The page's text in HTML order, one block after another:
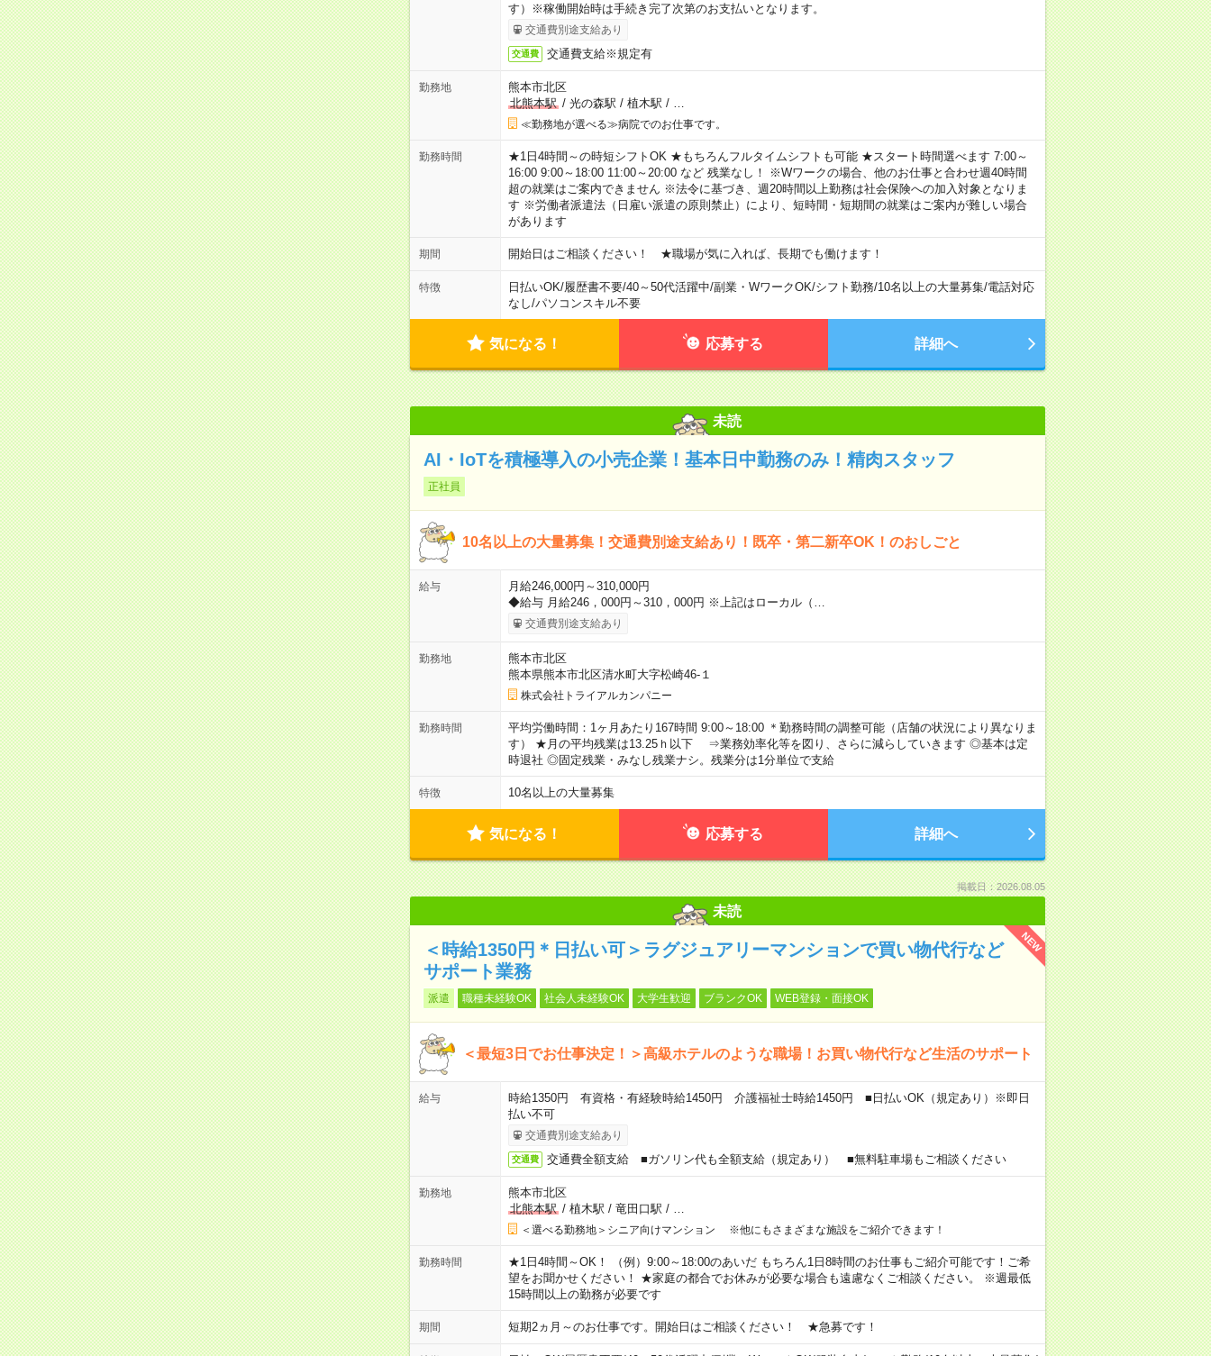
す）※稼働開始時は手続き完了次第のお支払いとなります。
交通費別途支給あり
交通費 交通費支給※規定有
勤務地
熊本市北区
北熊本駅/ 光の森駅 / 植木駅 /
≪勤務地が選べる≫病院でのお仕事です。
勤務時間
★1日4時間～の時短シフトOK ★もちろんフルタイムシフトも可能 ★スタート時間選べます 7:00～
16:00 9:00～18:00 11:00～20:00 など 残業なし！ ※Wワークの場合、他のお仕事と合わせ週40時間
超の就業はご案内できません ※法令に基づき、週20時間以上勤務は社会保険への加入対象となりま
す ※労働者派遣法（日雇い派遣の原則禁止）により、短時間・短期間の就業はご案内が難しい場合
があります
期間 開始日はご相談ください！ ★職場が気に入れば、長期でも働けます！
特徴 日払いOK/履歴書不要/40～50代活躍中/副業・WワークOK/シフト勤務/10名以上の大量募集/電話対応
なし/パソコンスキル不要
気になる！ 応募する 詳細へ
未読
AI・IoTを積極導入の小売企業！基本日中勤務のみ！精肉スタッフ
正社員
10名以上の大量募集！交通費別途支給あり！既卒・第二新卒OK！のおしごと
給与
月給246,000円～310,000円
◆給与 月給246，000円～310，000円 ※上記はローカル（…
交通費別途支給あり
勤務地
熊本市北区
熊本県熊本市北区清水町大字松崎46‐１
株式会社トライアルカンパニー
勤務時間
平均労働時間：1ヶ月あたり167時間 9:00～18:00 ＊勤務時間の調整可能（店舗の状況により異なりま
す） ★月の平均残業は13.25ｈ以下 ⇒業務効率化等を図り、さらに減らしていきます ◎基本は定
時退社 ◎固定残業・みなし残業ナシ。残業分は1分単位で支給
特徴 10名以上の大量募集
気になる！ 応募する 詳細へ
掲載日：2026.08.05
未読
NEW
＜時給1350円＊日払い可＞ラグジュアリーマンションで買い物代行など
サポート業務
派遣 職種未経験OK 社会人未経験OK 大学生歓迎 ブランクOK WEB登録・面接OK
＜最短3日でお仕事決定！＞高級ホテルのような職場！お買い物代行など生活のサポート
給与
時給1350円 有資格・有経験時給1450円 介護福祉士時給1450円 ■日払いOK（規定あり）※即日
払い不可
交通費別途支給あり
交通費 交通費全額支給 ■ガソリン代も全額支給（規定あり） ■無料駐車場もご相談ください
勤務地
熊本市北区
北熊本駅/ 植木駅 / 竜田口駅 /
＜選べる勤務地＞シニア向けマンション ※他にもさまざまな施設をご紹介できます！
勤務時間
★1日4時間～OK！ （例）9:00～18:00のあいだ もちろん1日8時間のお仕事もご紹介可能です！ご希
望をお聞かせください！ ★家庭の都合でお休みが必要な場合も遠慮なくご相談ください。 ※週最低
15時間以上の勤務が必要です
期間 短期2ヵ月～のお仕事です。開始日はご相談ください！ ★急募です！